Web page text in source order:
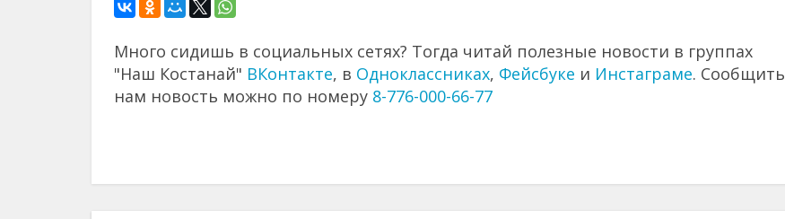
Много сидишь в социальных сетях? Тогда читай полезные новости в группах
"Наш Костанай" ВКонтакте, в Одноклассниках, Фейсбуке и Инстаграме. Сообщить
нам новость можно по номеру 8-776-000-66-77